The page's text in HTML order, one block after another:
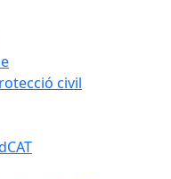
civil